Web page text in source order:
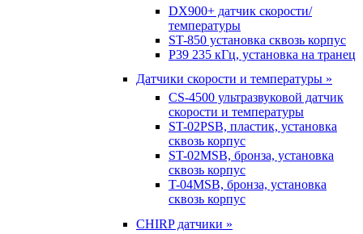
DX900+ датчик скорости/
температуры
ST-850 установка сквозь корпус
P39 235 кГц, установка на транец
Датчики скорости и температуры »
CS-4500 ультразвуковой датчик
скорости и температуры
ST-02PSB, пластик, установка
сквозь корпус
ST-02MSB, бронза, установка
сквозь корпус
T-04MSB, бронза, установка
сквозь корпус
CHIRP датчики »